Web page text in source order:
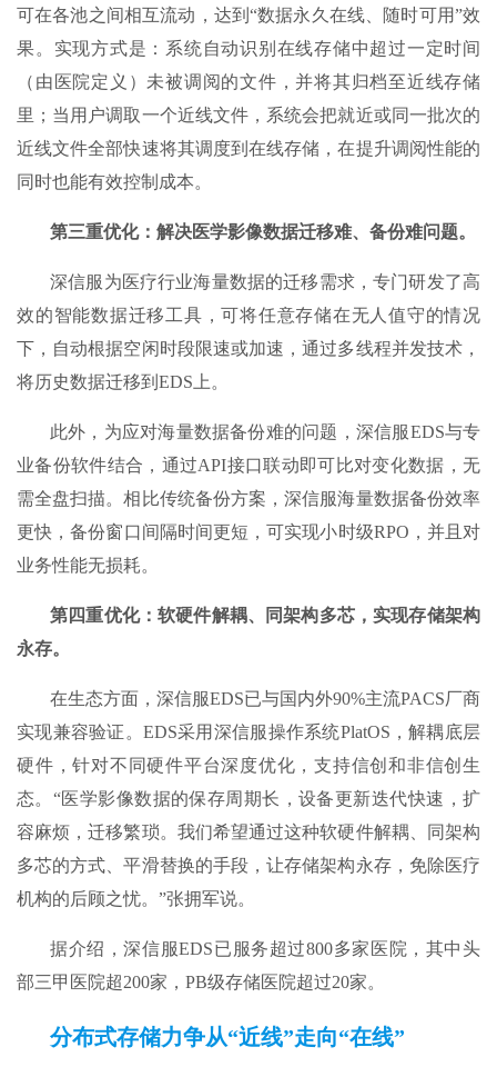
可在各池之间相互流动，达到“数据永久在线、随时可用”效
果。实现方式是：系统自动识别在线存储中超过一定时间
（由医院定义）未被调阅的文件，并将其归档至近线存储
里；当用户调取一个近线文件，系统会把就近或同一批次的
近线文件全部快速将其调度到在线存储，在提升调阅性能的
同时也能有效控制成本。
第三重优化：解决医学影像数据迁移难、备份难问题。
深信服为医疗行业海量数据的迁移需求，专门研发了高
效的智能数据迁移工具，可将任意存储在无人值守的情况
下，自动根据空闲时段限速或加速，通过多线程并发技术，
将历史数据迁移到EDS上。
此外，为应对海量数据备份难的问题，深信服EDS与专
业备份软件结合，通过API接口联动即可比对变化数据，无
需全盘扫描。相比传统备份方案，深信服海量数据备份效率
更快，备份窗口间隔时间更短，可实现小时级RPO，并且对
业务性能无损耗。
第四重优化：软硬件解耦、同架构多芯，实现存储架构
永存。
在生态方面，深信服EDS已与国内外90%主流PACS厂商
实现兼容验证。EDS采用深信服操作系统PlatOS，解耦底层
硬件，针对不同硬件平台深度优化，支持信创和非信创生
态。“医学影像数据的保存周期长，设备更新迭代快速，扩
容麻烦，迁移繁琐。我们希望通过这种软硬件解耦、同架构
多芯的方式、平滑替换的手段，让存储架构永存，免除医疗
机构的后顾之忧。”张拥军说。
据介绍，深信服EDS已服务超过800多家医院，其中头
部三甲医院超200家，PB级存储医院超过20家。
分布式存储力争从“近线”走向“在线”